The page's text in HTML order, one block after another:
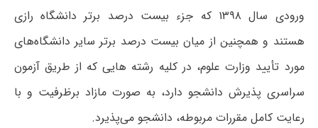
ورودی سال ۱۳۹۸ که جزء بیست درصد برتر دانشگاه رازی
هستند و همچنین از میان بیست درصد برتر سایر دانشگاه‌های
مورد تأیید وزارت علوم، در کلیه رشته هایی که از طریق آزمون
سراسری پذیرش دانشجو دارد، به صورت مازاد برظرفیت و با
رعایت کامل مقررات مربوطه، دانشجو می‌پذیرد.